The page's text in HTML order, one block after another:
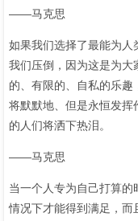
——马克思
如果我们选择了最能为
我们压倒，因为这是为大
的、有限的、自私的乐
将默默地、但是永恒发挥
的人们将洒下热泪。
——马克思
当一个人专为自己打算
情况下才能得到满足，而